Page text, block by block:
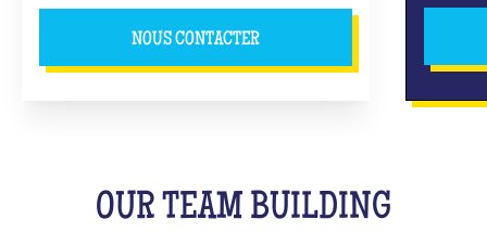
NOUS CONTACTER
OUR TEAM BUILDING